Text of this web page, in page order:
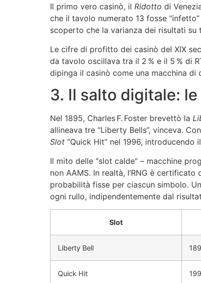
Il primo vero casinò, il Ridotto di
che il tavolo numerato 13 fosse
scoperto che la varianza dei risultati
Le cifre di profitto dei casinò del XIX
da tavolo oscillava tra il 2 % e il 5 % di
dipinga il casinò come una macchina
3. Il salto digitale:
Nel 1895, Charles F. Foster brevettò la
allineava tre “Liberty Bells”, vinceva.
Slot “Quick Hit” nel 1996, introducendo
Il mito delle “slot calde” – macchine
non AAMS. In realtà, l’RNG è
probabilità fisse per ciascun simbolo.
ogni rullo, indipendentemente dal
Slot
Liberty Bell
Quick Hit